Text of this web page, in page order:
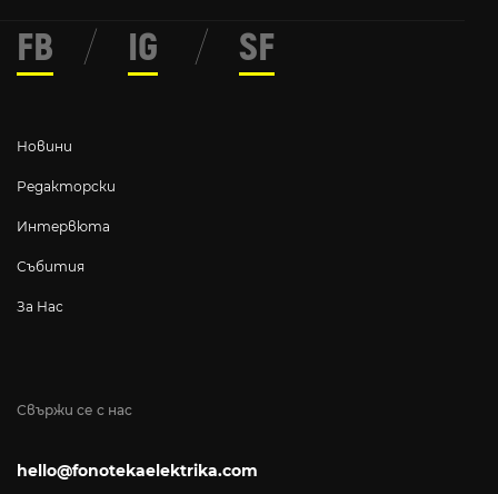
Свържи се с нас
hello@fonotekaelektrika.com
Новини
Редакторски
Интервюта
Събития
За Нас
FB / IG / SF